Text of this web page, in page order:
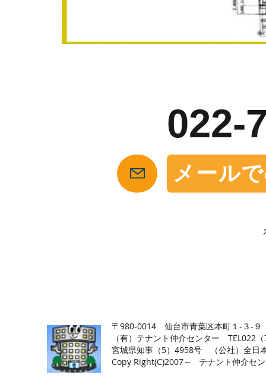
022-
メール
〒980-0014 仙台市青葉区本町１-３-９
（有）テナント仲介センター TEL022
宮城県知事（5）4958号 （公社）全日
Copy Right(C)2007～ テナント仲介セ